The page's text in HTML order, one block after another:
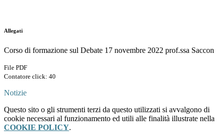
Allegati
Corso di formazione sul Debate 17 novembre 2022 prof.ssa Saccon
File PDF
Contatore click: 40
Notizie
Questo sito o gli strumenti terzi da questo utilizzati si avvalgono di
cookie necessari al funzionamento ed utili alle finalità illustrate nella
COOKIE POLICY.